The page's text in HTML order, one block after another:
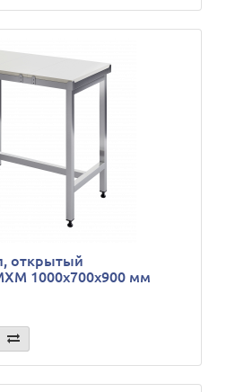
открытый
1000х700х900 мм